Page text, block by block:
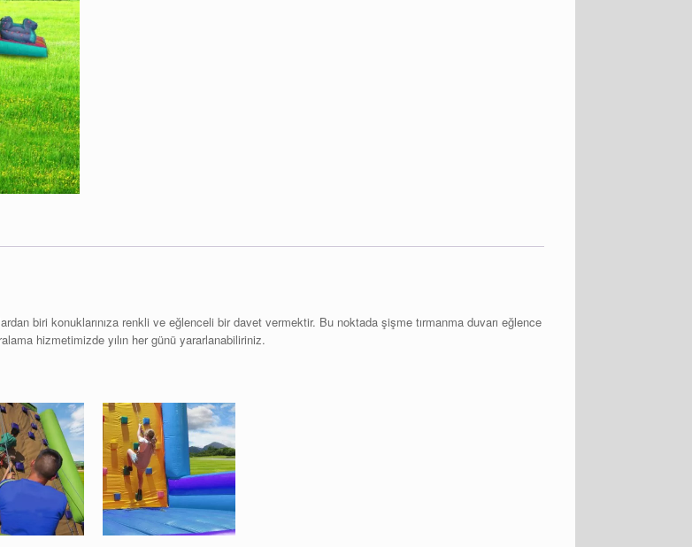
biri konuklarınıza renkli ve eğlenceli bir davet vermektir. Bu noktada şişme tırmanma duvarı eğlence
hizmetimizde yılın her günü yararlanabiliriniz.